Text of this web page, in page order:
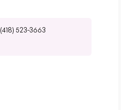
(418) 523-3663